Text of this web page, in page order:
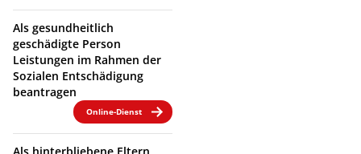
Als gesundheitlich
geschädigte Person
Leistungen im Rahmen der
Sozialen Entschädigung
beantragen
Online-Dienst